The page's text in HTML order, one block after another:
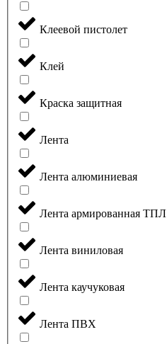
Клеевой пистолет
Клей
Краска защитная
Лента
Лента алюминиевая
Лента армированная ТПЛ
Лента виниловая
Лента каучуковая
Лента ПВХ